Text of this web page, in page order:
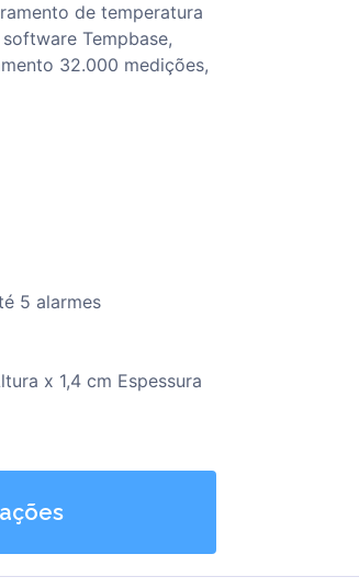
de temperatura
Tempbase,
32.000 medições,
5 alarmes
x 1,4 cm Espessura